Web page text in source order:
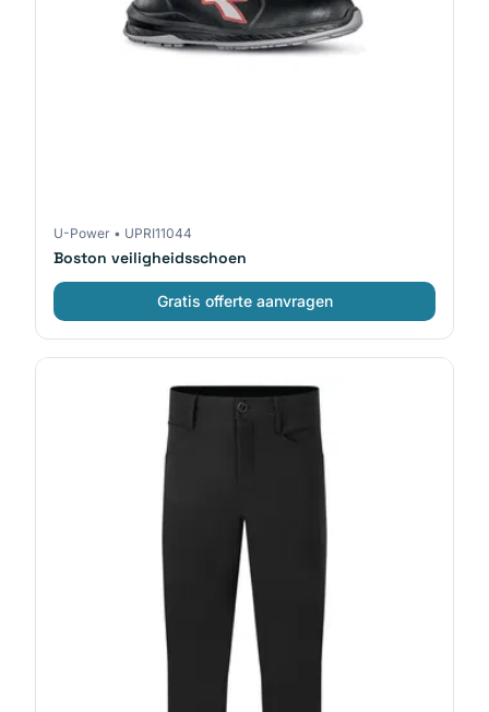
U-Power • UPRI11044
Boston veiligheidsschoen
Gratis offerte aanvragen